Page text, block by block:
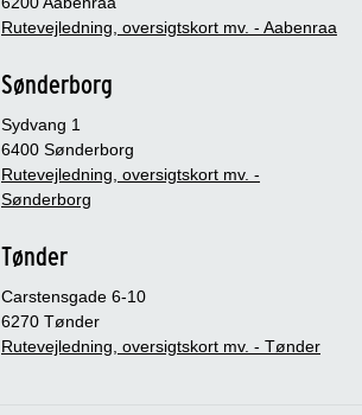
Rutevejledning, oversigtskort mv. - Aabenraa
Sønderborg
Sydvang 1
6400 Sønderborg
Rutevejledning, oversigtskort mv. -
Sønderborg
Tønder
Carstensgade 6-10
6270 Tønder
Rutevejledning, oversigtskort mv. - Tønder